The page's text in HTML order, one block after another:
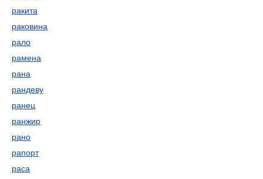
ракита
раковина
рало
рамена
рана
рандеву
ранец
ранжир
рано
рапорт
раса